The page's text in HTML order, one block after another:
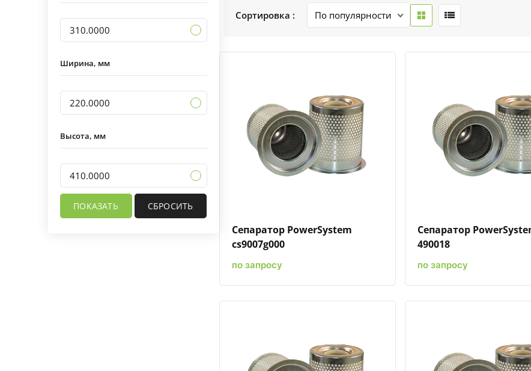
310.0000
Ширина, мм
220.0000
Высота, мм
410.0000
Сортировка :
Быстрый просмотрДобавить к сравнению
Добавить в избранное
Сепаратор PowerSystem
cs9007g000
по запросу
Быстрый просмотр
Добавить к
Сепаратор
490018
по запросу